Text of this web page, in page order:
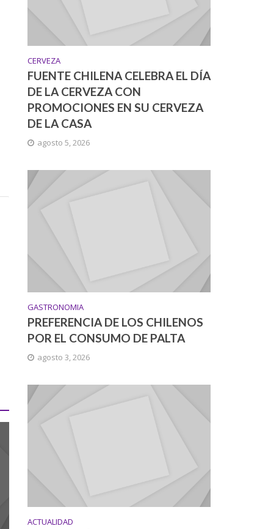
CERVEZA
FUENTE CHILENA CELEBRA EL DÍA
DE LA CERVEZA CON
PROMOCIONES EN SU CERVEZA
DE LA CASA
agosto 5, 2026
GASTRONOMIA
PREFERENCIA DE LOS CHILENOS
POR EL CONSUMO DE PALTA
agosto 3, 2026
ACTUALIDAD